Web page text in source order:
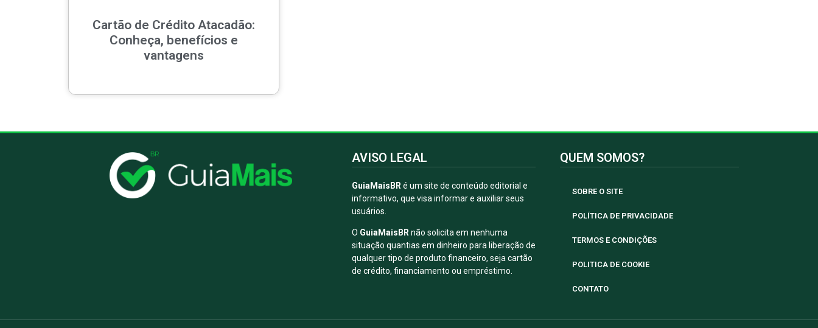
Cartão de Crédito Atacadão:
Conheça, benefícios e
vantagens
AVISO LEGAL
GuiaMaisBR é um site de conteúdo editorial e
informativo, que visa informar e auxiliar seus
usuários.
O GuiaMaisBRnão solicita em nenhuma
situação quantias em dinheiro para liberação de
qualquer tipo de produto financeiro, seja cartão
de crédito, financiamento ou empréstimo.
QUEM SOMOS?
SOBRE O SITE
POLÍTICA DE PRIVACIDADE
TERMOS E CONDIÇÕES
POLITICA DE COOKIE
CONTATO